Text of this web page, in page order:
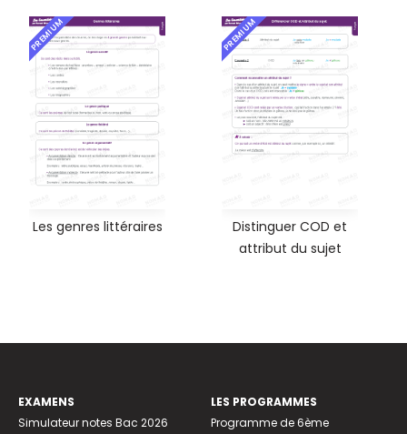
PREMIUM
Les genres littéraires
PREMIUM
Distinguer COD et
attribut du sujet
EXAMENS
Simulateur notes Bac 2026
LES PROGRAMMES
Programme de 6ème